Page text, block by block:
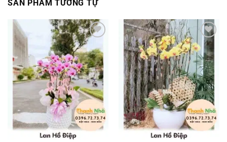
SẢN PHẨM TƯƠNG TỰ
Add to
wishlist
Add to
wishlist